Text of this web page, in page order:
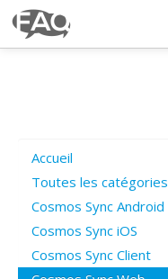
Poser une question
Questions ouvertes
Accueil
Toutes les catégories
Cosmos Sync Android
Cosmos Sync iOS
Cosmos Sync Client